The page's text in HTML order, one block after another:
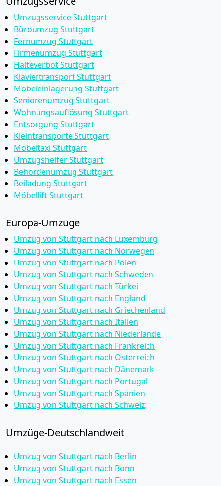
Umzugsservice Stuttgart
Büroumzug Stuttgart
Fernumzug Stuttgart
Firmenumzug Stuttgart
Halteverbot Stuttgart
Klaviertransport Stuttgart
Möbeleinlagerung Stuttgart
Seniorenumzug Stuttgart
Wohnungsauflösung Stuttgart
Entsorgung Stuttgart
Kleintransporte Stuttgart
Möbeltaxi Stuttgart
Umzugshelfer Stuttgart
Behördenumzug Stuttgart
Beiladung Stuttgart
Möbellift Stuttgart
Europa-Umzüge
Umzug von Stuttgart nach Luxemburg
Umzug von Stuttgart nach Norwegen
Umzug von Stuttgart nach Polen
Umzug von Stuttgart nach Schweden
Umzug von Stuttgart nach Türkei
Umzug von Stuttgart nach England
Umzug von Stuttgart nach Griechenland
Umzug von Stuttgart nach Italien
Umzug von Stuttgart nach Niederlande
Umzug von Stuttgart nach Frankreich
Umzug von Stuttgart nach Österreich
Umzug von Stuttgart nach Dänemark
Umzug von Stuttgart nach Portugal
Umzug von Stuttgart nach Spanien
Umzug von Stuttgart nach Schweiz
Umzüge-Deutschlandweit
Umzug von Stuttgart nach Berlin
Umzug von Stuttgart nach Bonn
Umzug von Stuttgart nach Essen